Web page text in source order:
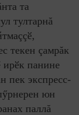
та
тултарнă
текен çамрăк
панине
пек экспресс-
юн
паллă